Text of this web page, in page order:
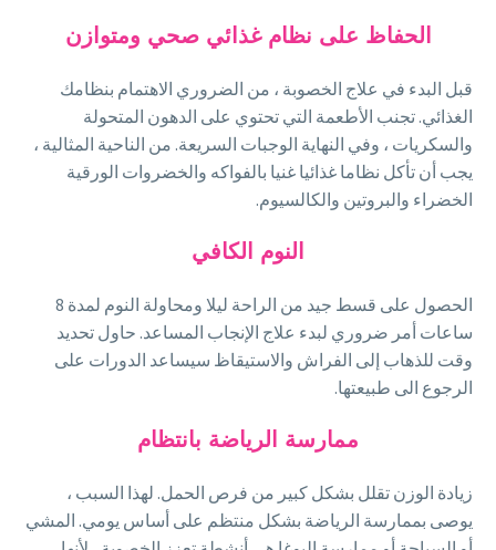
الحفاظ على نظام غذائي صحي ومتوازن
قبل البدء في علاج الخصوبة ، من الضروري الاهتمام بنظامك
الغذائي. تجنب الأطعمة التي تحتوي على الدهون المتحولة
والسكريات ، وفي النهاية الوجبات السريعة. من الناحية المثالية ،
يجب أن تأكل نظاما غذائيا غنيا بالفواكه والخضروات الورقية
الخضراء والبروتين والكالسيوم.
النوم الكافي
الحصول على قسط جيد من الراحة ليلا ومحاولة النوم لمدة 8
ساعات أمر ضروري لبدء علاج الإنجاب المساعد. حاول تحديد
وقت للذهاب إلى الفراش والاستيقاظ سيساعد الدورات على
الرجوع الى طبيعتها.
ممارسة الرياضة بانتظام
زيادة الوزن تقلل بشكل كبير من فرص الحمل. لهذا السبب ،
يوصى بممارسة الرياضة بشكل منتظم على أساس يومي. المشي